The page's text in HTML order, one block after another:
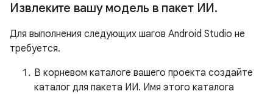
Извлеките вашу модель в пакет ИИ.
Для выполнения следующих шагов Android Studio не
требуется.
В корневом каталоге вашего проекта создайте
каталог для пакета ИИ. Имя этого каталога